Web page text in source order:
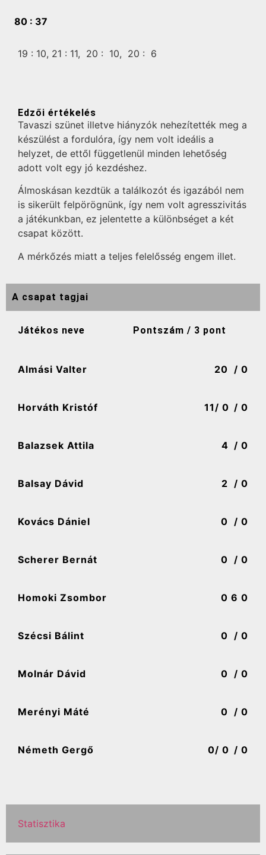
80 : 37
19 : 10, 21 : 11, 20 : 10, 20 : 6
Edzői értékelés
Tavaszi szünet illetve hiányzók nehezítették meg a
készülést a fordulóra, így nem volt ideális a
helyzet, de ettől függetlenül minden lehetőség
adott volt egy jó kezdéshez.
Álmoskásan kezdtük a találkozót és igazából nem
is sikerült felpörögnünk, így nem volt agresszivitás
a játékunkban, ez jelentette a különbséget a két
csapat között.
A mérkőzés miatt a teljes felelősség engem illet.
A csapat tagjai
Játékos neve Pontszám / 3 pont
Almási Valter 20 / 0
Horváth Kristóf 11/ 0 / 0
Balazsek Attila 4 / 0
Balsay Dávid 2 / 0
Kovács Dániel 0 / 0
Scherer Bernát 0 / 0
Homoki Zsombor 0 6 0
Szécsi Bálint 0 / 0
Molnár Dávid 0 / 0
Merényi Máté 0 / 0
Németh Gergő 0/ 0 / 0
Statisztika